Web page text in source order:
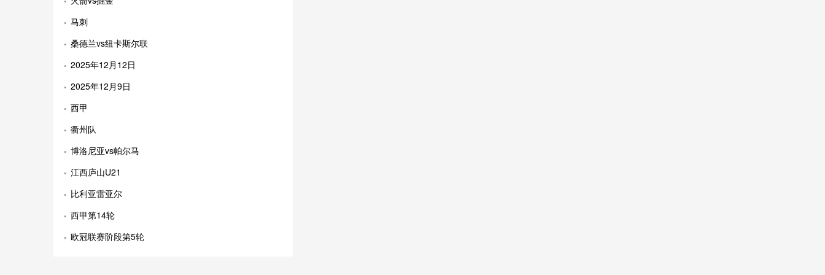
马刺
桑德兰vs纽卡斯尔联
2025年12月12日
2025年12月9日
西甲
衢州队
博洛尼亚vs帕尔马
江西庐山U21
比利亚雷亚尔
西甲第14轮
欧冠联赛阶段第5轮